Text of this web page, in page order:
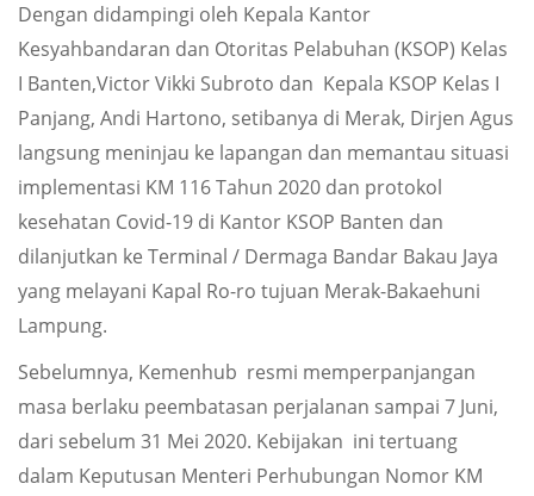
Dengan didampingi oleh Kepala Kantor
Kesyahbandaran dan Otoritas Pelabuhan (KSOP) Kelas
I Banten,Victor Vikki Subroto dan Kepala KSOP Kelas I
Panjang, Andi Hartono, setibanya di Merak, Dirjen Agus
langsung meninjau ke lapangan dan memantau situasi
implementasi KM 116 Tahun 2020 dan protokol
kesehatan Covid-19 di Kantor KSOP Banten dan
dilanjutkan ke Terminal / Dermaga Bandar Bakau Jaya
yang melayani Kapal Ro-ro tujuan Merak-Bakaehuni
Lampung.
Sebelumnya, Kemenhub resmi memperpanjangan
masa berlaku peembatasan perjalanan sampai 7 Juni,
dari sebelum 31 Mei 2020. Kebijakan ini tertuang
dalam Keputusan Menteri Perhubungan Nomor KM